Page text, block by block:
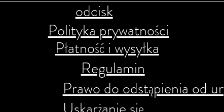
odcisk
Polityka prywatności
Płatność i wysyłka
Regulamin
Prawo do odstąpienia od